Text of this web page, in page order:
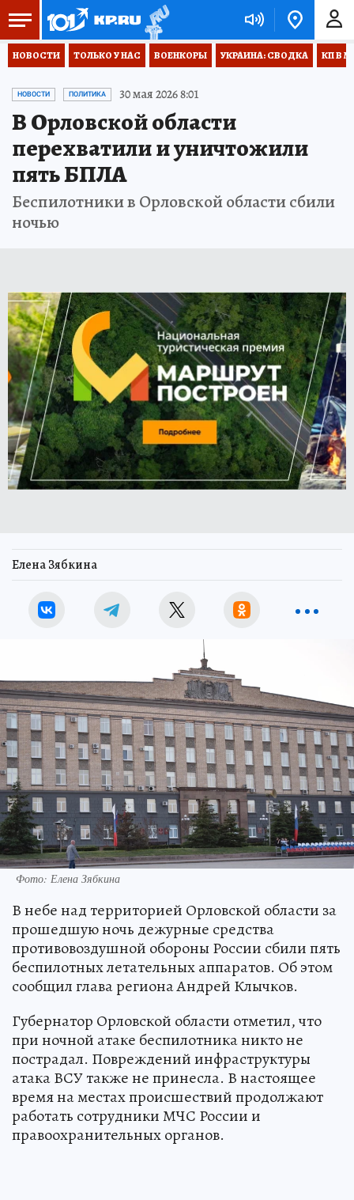
НОВОСТИ ТОЛЬКО У НАС ВОЕНКОРЫ УКРАИНА: СВОДКА КП В
НОВОСТИ ПОЛИТИКА 30 мая 2026 8:01
В Орловской области
перехватили и уничтожили
пять БПЛА
Беспилотники в Орловской области сбили
ночью
Елена Зябкина
Фото: Елена Зябкина
В небе над территорией Орловской области за
прошедшую ночь дежурные средства
противовоздушной обороны России сбили пять
беспилотных летательных аппаратов. Об этом
сообщил глава региона Андрей Клычков.
Губернатор Орловской области отметил, что
при ночной атаке беспилотника никто не
пострадал. Повреждений инфраструктуры
атака ВСУ также не принесла. В настоящее
время на местах происшествий продолжают
работать сотрудники МЧС России и
правоохранительных органов.